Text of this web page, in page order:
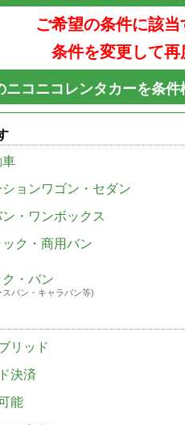
ご希望の条件に該当
条件を変更して再
ニコニコレンタカーを条件
車
ションワゴン・セダン
ン・ワンボックス
ク・商用バン
ク・バン
バン・キャラバン等)
リッド
決済
能